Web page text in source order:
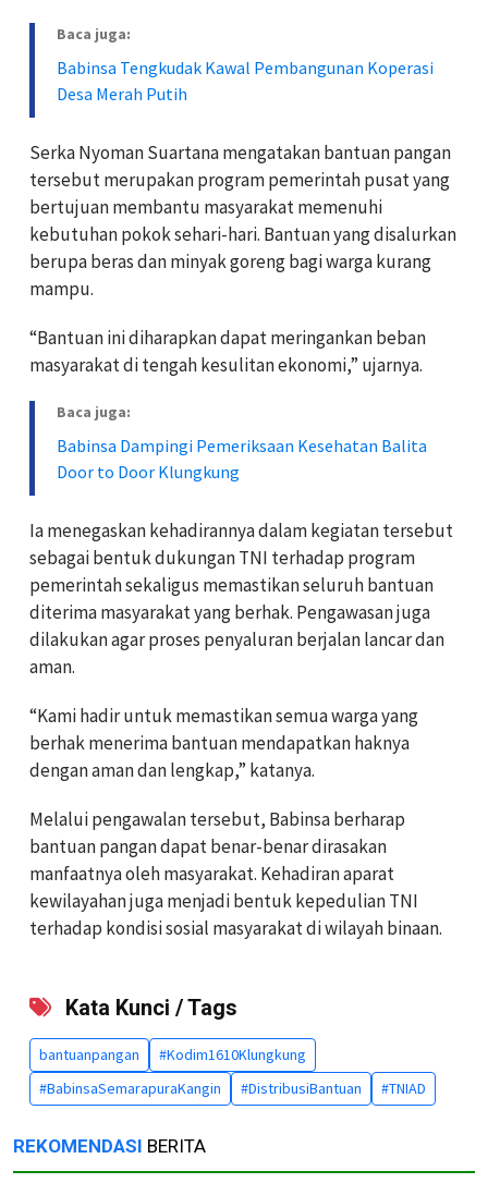
Baca juga:
Babinsa Tengkudak Kawal Pembangunan Koperasi
Desa Merah Putih
Serka Nyoman Suartana mengatakan bantuan pangan
tersebut merupakan program pemerintah pusat yang
bertujuan membantu masyarakat memenuhi
kebutuhan pokok sehari-hari. Bantuan yang disalurkan
berupa beras dan minyak goreng bagi warga kurang
mampu.
“Bantuan ini diharapkan dapat meringankan beban
masyarakat di tengah kesulitan ekonomi,” ujarnya.
Baca juga:
Babinsa Dampingi Pemeriksaan Kesehatan Balita
Door to Door Klungkung
Ia menegaskan kehadirannya dalam kegiatan tersebut
sebagai bentuk dukungan TNI terhadap program
pemerintah sekaligus memastikan seluruh bantuan
diterima masyarakat yang berhak. Pengawasan juga
dilakukan agar proses penyaluran berjalan lancar dan
aman.
“Kami hadir untuk memastikan semua warga yang
berhak menerima bantuan mendapatkan haknya
dengan aman dan lengkap,” katanya.
Melalui pengawalan tersebut, Babinsa berharap
bantuan pangan dapat benar-benar dirasakan
manfaatnya oleh masyarakat. Kehadiran aparat
kewilayahan juga menjadi bentuk kepedulian TNI
terhadap kondisi sosial masyarakat di wilayah binaan.
Kata Kunci / Tags
bantuanpangan
#Kodim1610Klungkung
#BabinsaSemarapuraKangin
#DistribusiBantuan #TNIAD
REKOMENDASI BERITA